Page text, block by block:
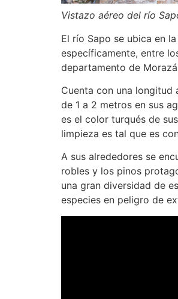
Vistazo aéreo del río
El río Sapo se ubica en
específicamente, entre
departamento de
Cuenta con una
de 1 a 2 metros en sus
es el color turqués de
limpieza es tal que es
A sus alrededores se
robles y los pinos
una gran diversidad de
especies en peligro de